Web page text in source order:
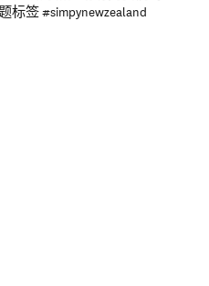
标签 #simpynewzealand